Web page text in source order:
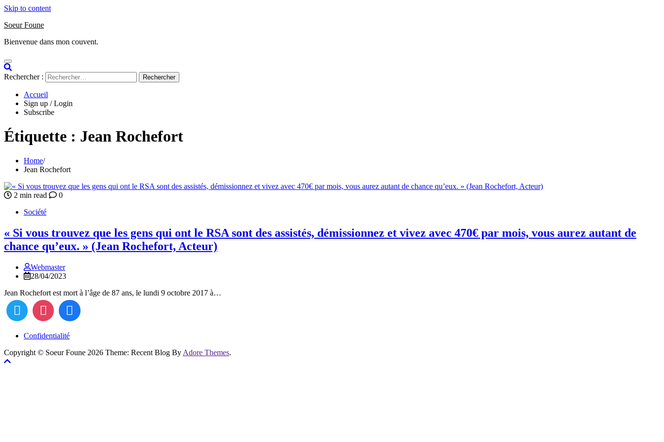
Skip to content
Soeur Foune
Bienvenue dans mon couvent.
Rechercher :
Accueil
Sign up / Login
Subscribe
Étiquette : Jean Rochefort
Home
Jean Rochefort
2 min read
0
Société
« Si vous trouvez que les gens qui ont le RSA sont des assistés, démissionnez et vivez avec 470€ par mois, vous aurez autant de
chance qu’eux. » (Jean Rochefort, Acteur)
Webmaster
28/04/2023
Jean Rochefort est mort à l’âge de 87 ans, le lundi 9 octobre 2017 à…
Confidentialité
Copyright © Soeur Foune 2026 Theme: Recent Blog By Adore Themes.